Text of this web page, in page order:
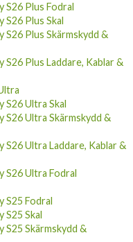
S26 Plus Fodral
S26 Plus Skal
S26 Plus Skärmskydd &
S26 Plus Laddare, Kablar &
S26 Ultra Skal
S26 Ultra Skärmskydd &
S26 Ultra Laddare, Kablar &
S26 Ultra Fodral
S25 Fodral
S25 Skal
S25 Skärmskydd &